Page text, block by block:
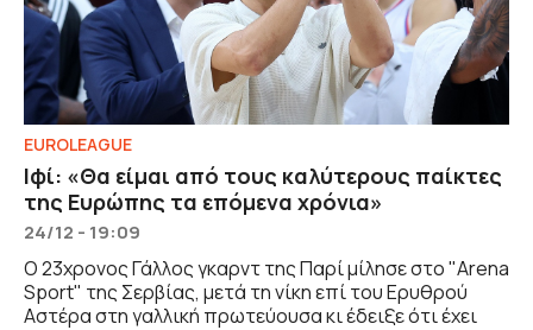
EUROLEAGUE
Ιφί: «Θα είμαι από τους καλύτερους παίκτες
της Ευρώπης τα επόμενα χρόνια»
24/12 - 19:09
Ο 23χρονος Γάλλος γκαρντ της Παρί μίλησε στο "Arena
Sport" της Σερβίας, μετά τη νίκη επί του Ερυθρού
Αστέρα στη γαλλική πρωτεύουσα κι έδειξε ότι έχει